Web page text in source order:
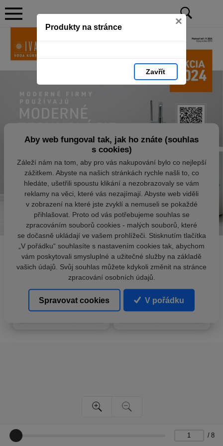
Produkty na stránce ×
Zavřít
/ 8
Aby web fungoval tak, jak ho znáte (souhlas
s cookies)
Záleží nám na tom, aby pro vás nakupování bylo co nejlepší
zážitkem. Abyste na našich stránkách rychle našli to, co
hledáte, ušetřili spoustu klikání a nezobrazovaly se vám
reklamy na věci, které vás nezajímají. Abyste web viděli
v zobrazení na které jste zvyklí a nemuseli se pokaždé
přihlašovat. Proto od vás potřebujeme souhlas se
zpracováním souborů cookies - malých souborů, které
se dočasně ukládají ve vašem prohlížeči. Stisknutím tlačítka
„V pořádku“ souhlasíte s nastavením cookies tak, abychom
vám poskytovali smysluplné a užitečné služby na základě
vašich údajů. Svůj souhlas můžete kdykoli změnit na stránce
zpracování osobních údajů.
Spravovat cookies V pořádku